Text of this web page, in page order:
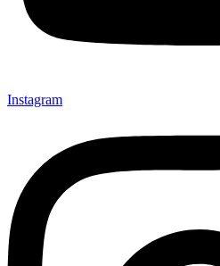
Instagram